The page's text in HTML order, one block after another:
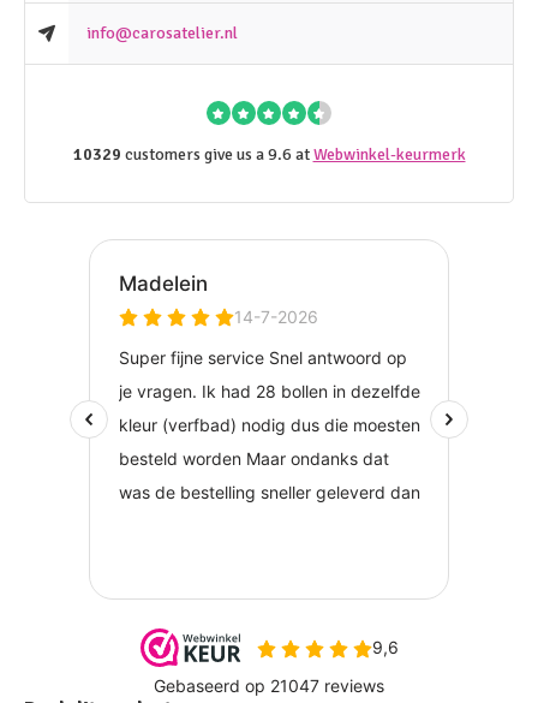
info@carosatelier.nl
10329 customers give us a 9.6 atWebwinkel-keurmerk